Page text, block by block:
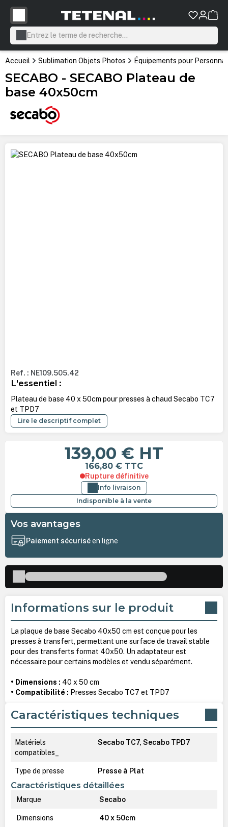
principal
Accueil Sublimation Objets Photos Équipements pour
SECABO - SECABO Plateau de
base 40x50cm
Ignorer la galerie d'images
Ref. : NE109.505.42
L'essentiel :
Plateau de base 40 x 50cm pour presses à chaud Secabo TC7
et TPD7
Lire le descriptif complet
139,00 € HT
166,80 € TTC
Rupture définitive
Info livraison
Indisponible à la vente
Vos avantages
Paiement sécuriséen ligne
Informations sur le produit
La plaque de base Secabo 40x50 cm est conçue pour les
presses à transfert, permettant une surface de travail stable
pour des transferts format 40x50. Un adaptateur est
nécessaire pour certains modèles et vendu séparément.
• Dimensions : 40 x 50 cm
• Compatibilité : Presses Secabo TC7 et TPD7
Caractéristiques techniques
Matériels
compatibles_
Secabo TC7, Secabo TPD7
Type de presse Presse à Plat
Caractéristiques détaillées
Marque Secabo
Dimensions 40 x 50cm